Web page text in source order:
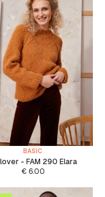
BASIC
- FAM 290 Elara
€6.00